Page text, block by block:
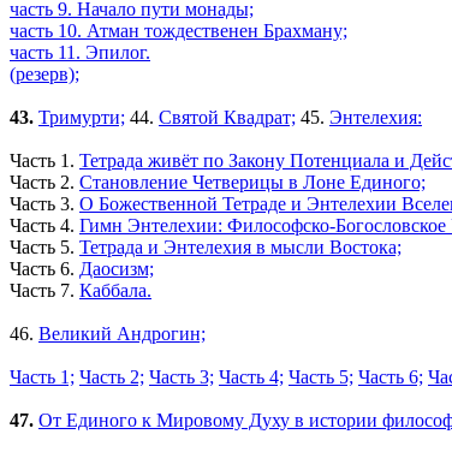
часть 9. Начало пути монады;
часть 10. Атман тождественен Брахману;
часть 11. Эпилог.
(резерв);
43. Тримурти; 44. Святой Квадрат; 45. Энтелехия:
Часть 1. Тетрада живёт по Закону Потенциала и
Часть 2. Становление Четверицы в Лоне Единого;
Часть 3. О Божественной Тетраде и Энтелехии
Часть 4. Гимн Энтелехии: Философско-
Часть 5. Тетрада и Энтелехия в мысли Востока;
Часть 6. Даосизм;
Часть 7. Каббала.
46. Великий Андрогин;
Часть 1; Часть 2; Часть 3; Часть 4; Часть 5; Часть 6;
47. От Единого к Мировому Духу в истории